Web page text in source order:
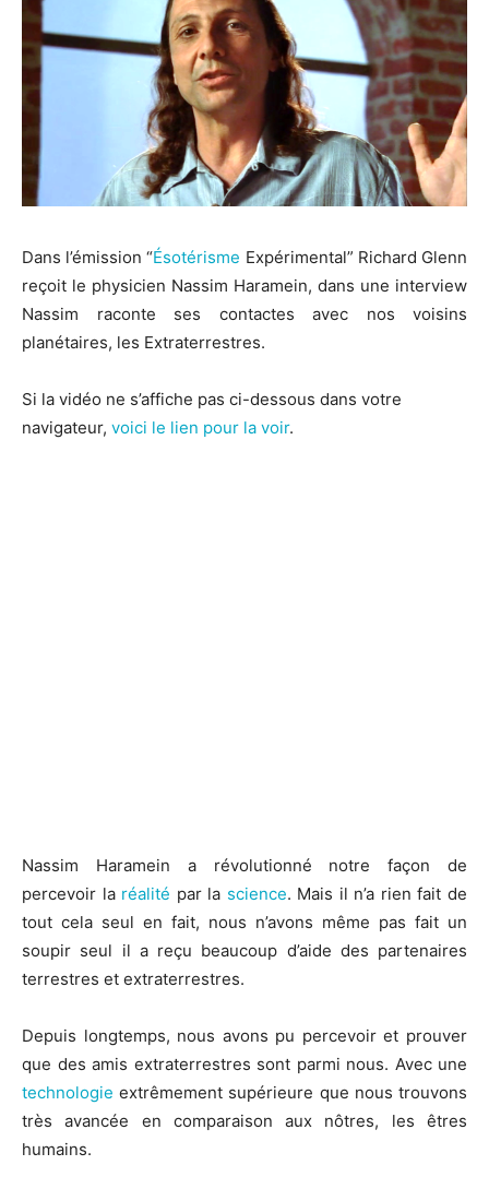
Dans l’émission “Ésotérisme Expérimental” Richard Glenn
reçoit le physicien Nassim Haramein, dans une interview
Nassim raconte ses contactes avec nos voisins
planétaires, les Extraterrestres.
Si la vidéo ne s’affiche pas ci-dessous dans votre
navigateur, voici le lien pour la voir.
Nassim Haramein a révolutionné notre façon de
percevoir la réalité par la science. Mais il n’a rien fait de
tout cela seul en fait, nous n’avons même pas fait un
soupir seul il a reçu beaucoup d’aide des partenaires
terrestres et extraterrestres.
Depuis longtemps, nous avons pu percevoir et prouver
que des amis extraterrestres sont parmi nous. Avec une
technologie extrêmement supérieure que nous trouvons
très avancée en comparaison aux nôtres, les êtres
humains.